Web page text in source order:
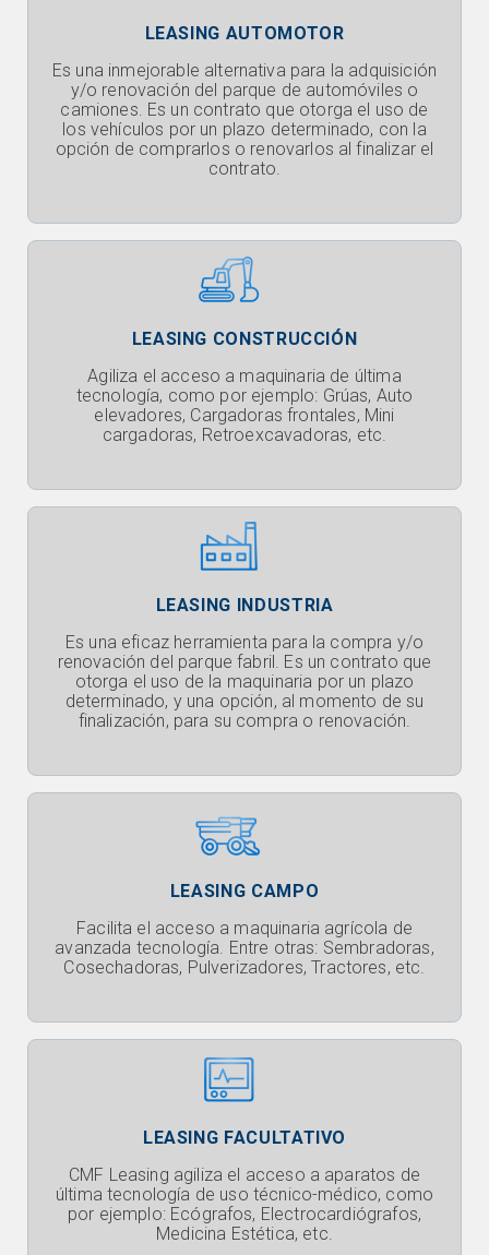
LEASING AUTOMOTOR
Es una inmejorable alternativa para la adquisición
y/o renovación del parque de automóviles o
camiones. Es un contrato que otorga el uso de
los vehículos por un plazo determinado, con la
opción de comprarlos o renovarlos al finalizar el
contrato.
LEASING CONSTRUCCIÓN
Agiliza el acceso a maquinaria de última
tecnología, como por ejemplo: Grúas, Auto
elevadores, Cargadoras frontales, Mini
cargadoras, Retroexcavadoras, etc.
LEASING INDUSTRIA
Es una eficaz herramienta para la compra y/o
renovación del parque fabril. Es un contrato que
otorga el uso de la maquinaria por un plazo
determinado, y una opción, al momento de su
finalización, para su compra o renovación.
LEASING CAMPO
Facilita el acceso a maquinaria agrícola de
avanzada tecnología. Entre otras: Sembradoras,
Cosechadoras, Pulverizadores, Tractores, etc.
LEASING FACULTATIVO
CMF Leasing agiliza el acceso a aparatos de
última tecnología de uso técnico-médico, como
por ejemplo: Ecógrafos, Electrocardiógrafos,
Medicina Estética, etc.